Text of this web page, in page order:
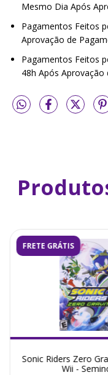
Mesmo Dia Após
Pagamentos Feitos
Aprovação de
Pagamentos Feitos
48h Após Aprovação
FRETE GRÁTIS
Sonic Riders Zero
Wii -